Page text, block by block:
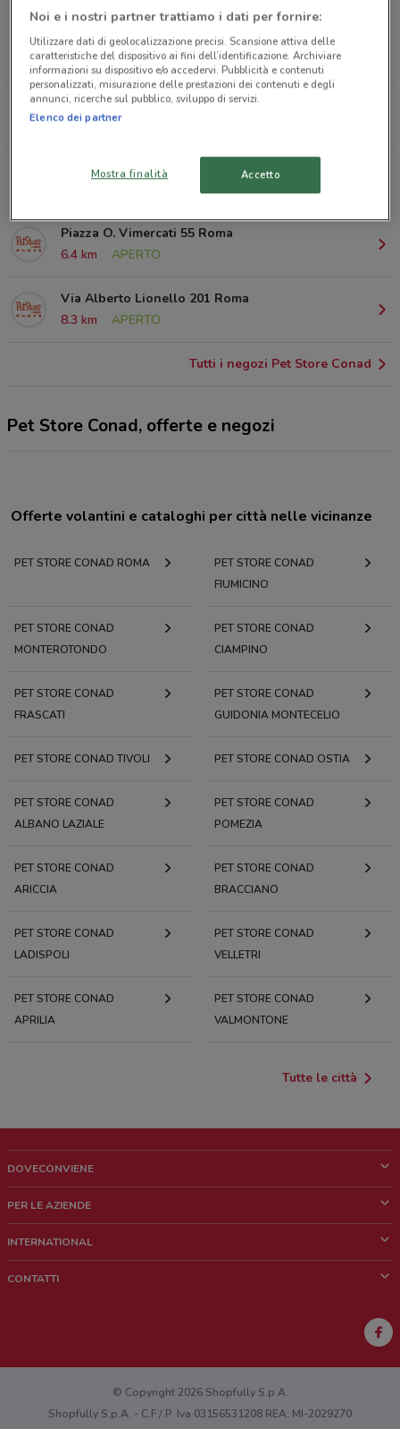
Via Angelo Emo, 27 Roma
3.1 km
APERTO
Via Isonzo 11 Roma
4.2 km
APERTO
Via Arola 55 Roma
Piazza O. Vimercati 55 Roma
6.4 km
APERTO
Via Alberto Lionello 201 Roma
8.3 km
APERTO
Tutti i negozi Pet Store Conad
Pet Store Conad, offerte e negozi
Offerte volantini e cataloghi per città nelle vicinanze
PET STORE CONAD ROMA
PET STORE CONAD
FIUMICINO
PET STORE CONAD
MONTEROTONDO
PET STORE CONAD
CIAMPINO
PET STORE CONAD
FRASCATI
PET STORE CONAD
GUIDONIA MONTECELIO
PET STORE CONAD TIVOLI PET STORE CONAD OSTIA
PET STORE CONAD
ALBANO LAZIALE
PET STORE CONAD
POMEZIA
PET STORE CONAD
ARICCIA
PET STORE CONAD
BRACCIANO
PET STORE CONAD
LADISPOLI
PET STORE CONAD
VELLETRI
PET STORE CONAD
APRILIA
PET STORE CONAD
VALMONTONE
Tutte le città
DOVECONVIENE
Chi siamo
Lavora con noi
PER LE AZIENDE
Richieste commerciali e marketing
INTERNATIONAL
CONTATTI
Hai un malfunzionamento sul web o sull'app?
© Copyright 2026 Shopfully S.p.A.
Shopfully S.p.A. - C.F / P. Iva 03156531208 REA: MI-2029270
Noi e i nostri partner trattiamo i dati per fornire:
Utilizzare dati di geolocalizzazione precisi. Scansione attiva delle
caratteristiche del dispositivo ai fini dell’identificazione. Archiviare
informazioni su dispositivo e/o accedervi. Pubblicità e contenuti
personalizzati, misurazione delle prestazioni dei contenuti e degli
annunci, ricerche sul pubblico, sviluppo di servizi.
Elenco dei partner
Mostra finalità Accetto